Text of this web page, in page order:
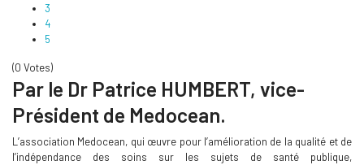
3
4
5
(0 Votes)
Par le Dr Patrice HUMBERT, vice-
Président de Medocean.
L’association Medocean, qui œuvre pour l’amélioration de la qualité et de
l’indépendance des soins sur les sujets de santé publique,